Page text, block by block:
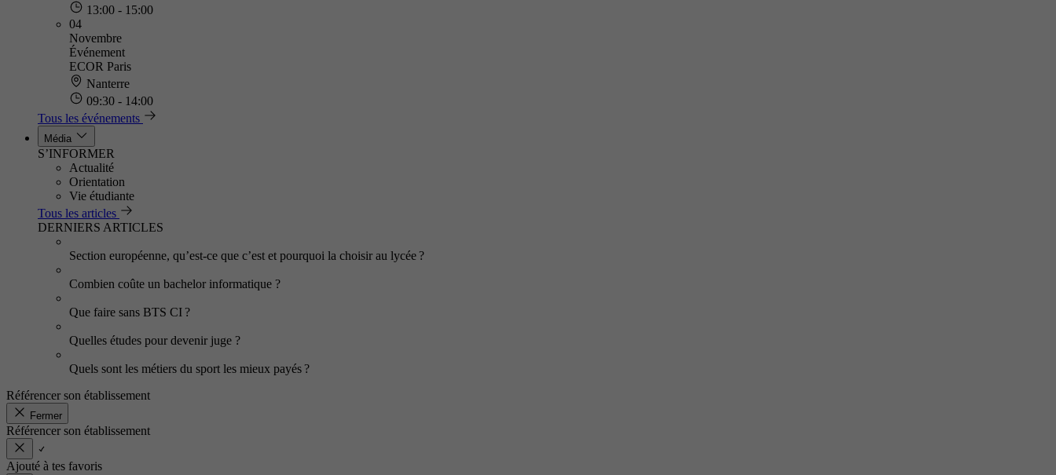
13:00 - 15:00
04
Novembre
Événement
ECOR Paris
Nanterre
09:30 - 14:00
Tous les événements
Média
S’INFORMER
Actualité
Orientation
Vie étudiante
Tous les articles
DERNIERS ARTICLES
Section européenne, qu’est-ce que c’est et pourquoi la choisir au lycée ?
Combien coûte un bachelor informatique ?
Que faire sans BTS CI ?
Quelles études pour devenir juge ?
Quels sont les métiers du sport les mieux payés ?
Référencer son établissement
Fermer
Référencer son établissement
Ajouté à tes favoris